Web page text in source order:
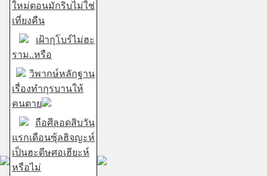
ใหม่ตอนมักริบไม่ใช่
เที่ยงคืน
เฝ้ากุโบร์ไม่ฮะ
ราม..หรือ
วิพากษ์หลักฐาน
เรื่องทำกุรบานให้
คนตาย
ถือศีลอดสิบวัน
แรกเดือนซุ้ลฮิจญะห์
เป็นฮะดีษศอเฮียะห์
หรือไม่